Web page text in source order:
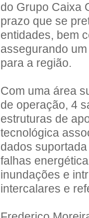
do Grupo Caixa
prazo que se
entidades, bem
assegurando
para a região.
Com uma área
de operação, 4
estruturas de
tecnológica
dados
falhas
inundações e
intercalares e